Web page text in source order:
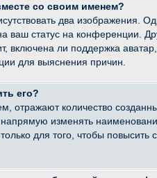
со своим именем?
два изображения.
ваш статус на конференции.
включена ли поддержка
для выяснения причин.
его?
отражают количество
изменять
для того, чтобы повысить